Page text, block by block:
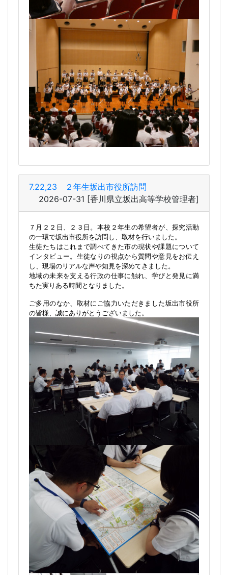
7.22,23 ２年生坂出市役所訪問
2026-07-31 [香川県立坂出高等学校管理者]
７月２２日、２３日。本校２年生の希望者が、探究活動
の一環で坂出市役所を訪問し、取材を行いました。
生徒たちはこれまで調べてきた市の現状や課題について
インタビュー。生徒なりの視点から質問や意見をお伝え
し、現場のリアルな声や知見を深めてきました。
地域の未来を支える行政の仕事に触れ、学びと発見に満
ちた実りある時間となりました。
ご多用のなか、取材にご協力いただきました坂出市役所
の皆様、誠にありがとうございました。